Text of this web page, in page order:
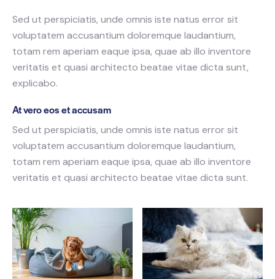
Sed ut perspiciatis, unde omnis iste natus error sit
voluptatem accusantium doloremque laudantium,
totam rem aperiam eaque ipsa, quae ab illo inventore
veritatis et quasi architecto beatae vitae dicta sunt,
explicabo.
At vero eos et accusam
Sed ut perspiciatis, unde omnis iste natus error sit
voluptatem accusantium doloremque laudantium,
totam rem aperiam eaque ipsa, quae ab illo inventore
veritatis et quasi architecto beatae vitae dicta sunt.